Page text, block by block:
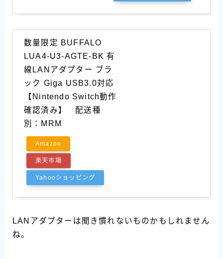
数量限定 BUFFALO
LUA4-U3-AGTE-BK 有
線LANアダプター ブラ
ック Giga USB3.0対応
【Nintendo Switch動作
確認済み】 配送種
別：MRM
Amazon
楽天市場
Yahooショッピング
LANアダプターは聞き慣れないものかもしれません
ね。